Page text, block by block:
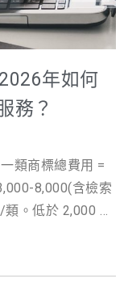
務推廣阻力重
前躊躇不前。你
公司的資源優
需求：尋求彈
能讓企業在新的
要的是，它提供
的組織形式。分
司的成功模式、
特定優勢，是企
年如何
務？
類商標總費用 =
8,000(含檢索
。低於 2,000 的
合價。 本文將作
實務操作手冊，